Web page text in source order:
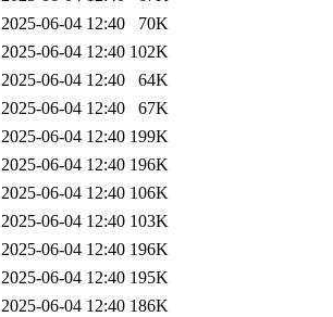
2025-06-04 12:40
70K
2025-06-04 12:40 102K
2025-06-04 12:40
64K
2025-06-04 12:40
67K
2025-06-04 12:40 199K
2025-06-04 12:40 196K
2025-06-04 12:40 106K
2025-06-04 12:40 103K
2025-06-04 12:40 196K
2025-06-04 12:40 195K
2025-06-04 12:40 186K